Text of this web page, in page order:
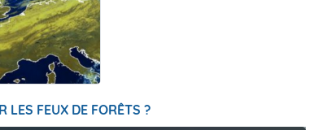
LES FEUX DE FORÊTS ?